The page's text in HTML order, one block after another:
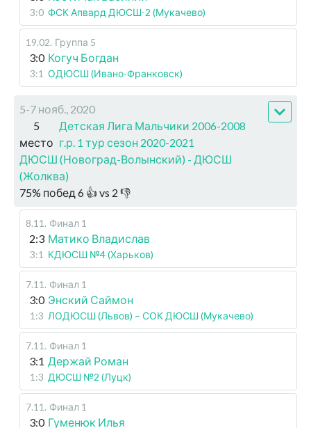
3:0 ФСК Апвард ДЮСШ-2 (Мукачево)
19.02. Группа 5
3:0 Когуч Богдан
3:1 ОДЮСШ (Ивано-Франковск)
5-7 нояб., 2020
5
место
Детская Лига Мальчики 2006-2008
г.р. 1 тур сезон 2020-2021
ДЮСШ (Новоград-Волынский) - ДЮСШ
(Жолква)
75% побед 6 👍 vs 2 👎
8.11 . Финал 1
2:3 Матико Владислав
3:1 КДЮСШ №4 (Харьков)
7.11 . Финал 1
3:0 Энский Саймон
1:3 ЛОДЮСШ (Львов) – СОК ДЮСШ (Мукачево)
7.11 . Финал 1
3:1 Держай Роман
1:3 ДЮСШ №2 (Луцк)
7.11 . Финал 1
3:0 Гуменюк Илья